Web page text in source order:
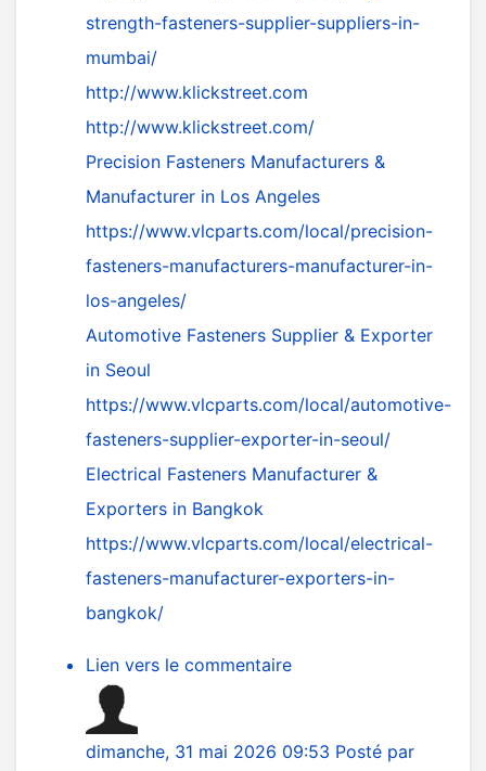
strength-fasteners-supplier-suppliers-in-
mumbai/
http://www.klickstreet.com
http://www.klickstreet.com/
Precision Fasteners Manufacturers &
Manufacturer in Los Angeles
https://www.vlcparts.com/local/precision-
fasteners-manufacturers-manufacturer-in-
los-angeles/
Automotive Fasteners Supplier & Exporter
in Seoul
https://www.vlcparts.com/local/automotive-
fasteners-supplier-exporter-in-seoul/
Electrical Fasteners Manufacturer &
Exporters in Bangkok
https://www.vlcparts.com/local/electrical-
fasteners-manufacturer-exporters-in-
bangkok/
Lien vers le commentaire
dimanche, 31 mai 2026 09:53 Posté par